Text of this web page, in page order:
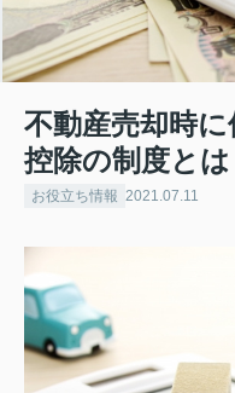
不動産売却時
控除の制度とは
お役立ち情報 2021.07.11